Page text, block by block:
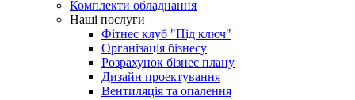
Комплекти обладнання
Наші послуги
Фітнес клуб "Під ключ"
Організація бізнесу
Розрахунок бізнес плану
Дизайн проектування
Вентиляція та опалення